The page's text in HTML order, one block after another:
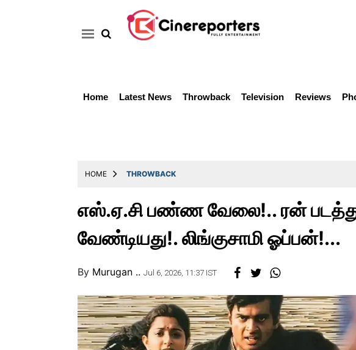
Home Latest News Throwback Television Reviews
HOME THROWBACK
எஸ்.ஏ.சி பண்ண வேலை!.. ரன்
வேண்டியது!. லிங்குசாமி ஓப்பன்!...
By Murugan .. Jul 6, 2026, 11:37 IST